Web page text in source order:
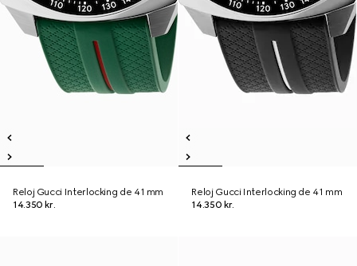
Reloj Gucci Interlocking de 41 mm
14.350 kr.
Reloj Gucci Interlocking de 41 mm
14.350 kr.